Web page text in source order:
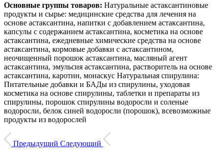
Основные группы товаров: Натуральные астаксантиновые
продукты и сырье: медицинские средства для лечения на
основе астаксантина, напитки с добавлением астаксантина,
капсулы с содержанием астаксантина, косметика на основе
астаксантина, ежедневные химические средства на основе
астаксантина, кормовые добавки с астаксантином,
неочищенный порошок астаксантина, масляный агент
астаксантина, эмульсия астаксантина, растворитель на основе
астаксантина, каротин, монаскус Натуральная спирулина:
Питательные добавки и БАДы из спирулины, уходовая
косметика на основе спирулины, таблетки и препараты из
спирулины, порошок спирулины водоросли и соленые
водоросли, белок синей водоросли (порошок), всевозможные
продукты из водорослей
Предыдущий Следующий